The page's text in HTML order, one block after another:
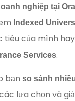
nghiệp tại
Indexed
tiêu của mình
Services.
bạn so sánh
lựa chọn và